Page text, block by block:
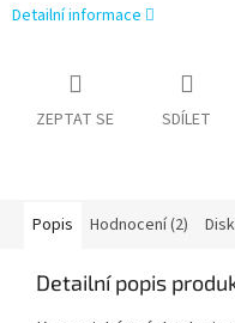
Detailní informace
ZEPTAT SE SDÍLET
Popis Hodnocení (2)
Detailní popis